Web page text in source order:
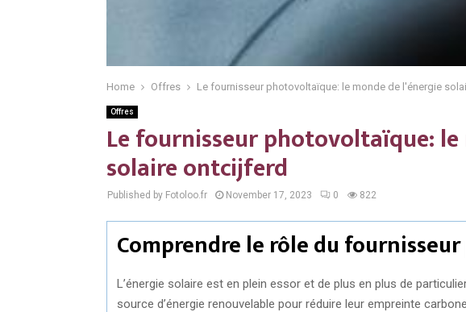
Home Offres Le fournisseur photovoltaïque: le monde de l'énergie
Offres
Le fournisseur photovoltaïque:
solaire ontcijferd
Published by Fotoloo.fr November 17, 2023 0 822
Comprendre le rôle du
L’énergie solaire est en plein essor et de plus en plus de
source d’énergie renouvelable pour réduire leur empreinte